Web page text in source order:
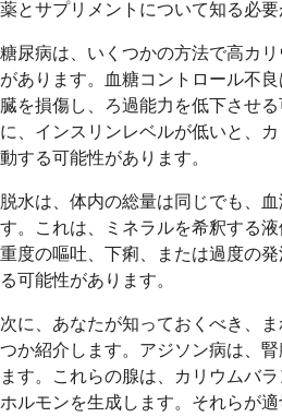
薬とサプリメントについて知る必要
糖尿病は、いくつかの方法で高カ
があります。血糖コントロール不
臓を損傷し、ろ過能力を低下させ
に、インスリンレベルが低いと、
動する可能性があります。
脱水は、体内の総量は同じでも、
す。これは、ミネラルを希釈する液
重度の嘔吐、下痢、または過度の
る可能性があります。
次に、あなたが知っておくべき、
つか紹介します。アジソン病は、
ます。これらの腺は、カリウムバ
ホルモンを生成します。それらが